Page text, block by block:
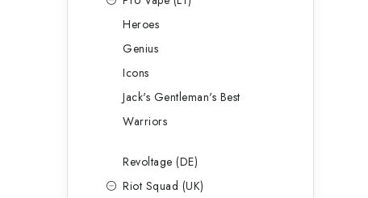
Heroes
Genius
Icons
Jack's Gentleman's Best
Warriors
Revoltage (DE)
Riot Squad (UK)